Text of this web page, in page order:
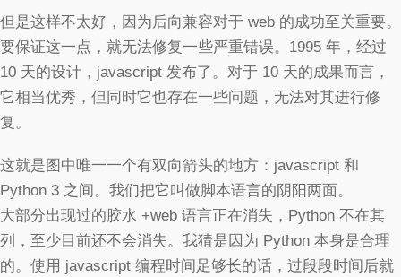
但是这样不太好，因为后向兼容对于 web 的成功至关重要。
要保证这一点，就无法修复一些严重错误。1995 年，经过
10 天的设计，javascript 发布了。对于 10 天的成果而言，
它相当优秀，但同时它也存在一些问题，无法对其进行修
复。
这就是图中唯一一个有双向箭头的地方：javascript 和
Python 3 之间。我们把它叫做脚本语言的阴阳两面。
大部分出现过的胶水 +web 语言正在消失，Python 不在其
列，至少目前还不会消失。我猜是因为 Python 本身是合理
的。使用 javascript 编程时间足够长的话，过段段时间后就